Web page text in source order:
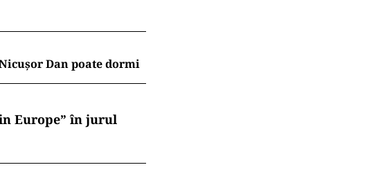
Dan poate dormi
Europe” în jurul